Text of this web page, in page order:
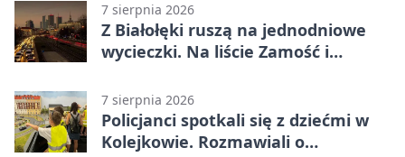
7 sierpnia 2026
Z Białołęki ruszą na jednodniowe
wycieczki. Na liście Zamość i
7 sierpnia 2026
Policjanci spotkali się z dziećmi w
Kolejkowie. Rozmawiali o